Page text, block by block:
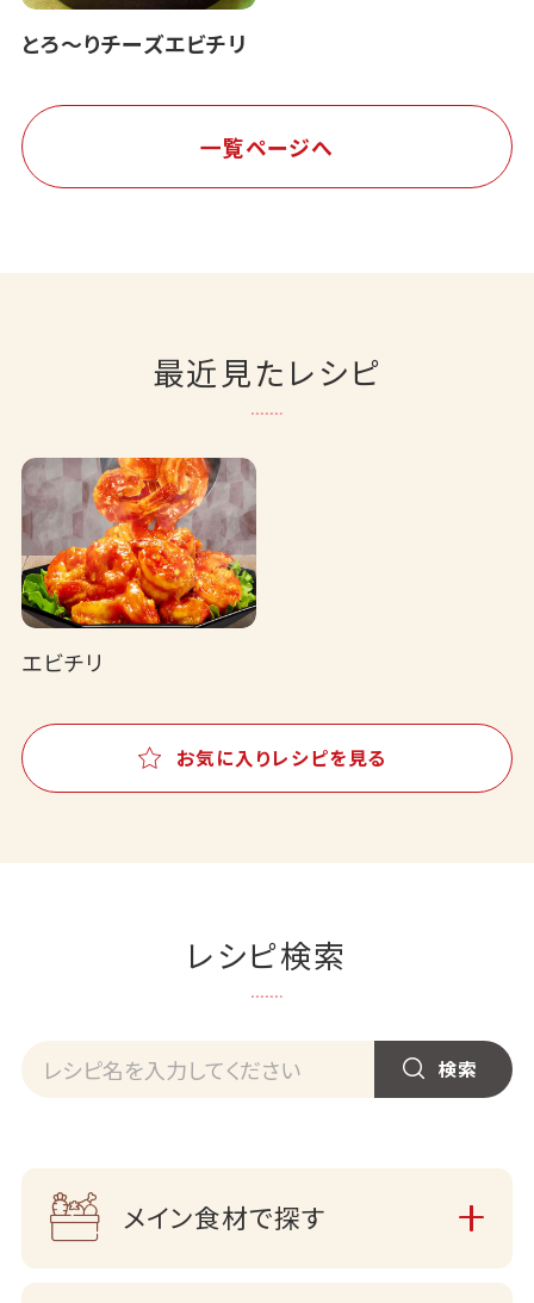
とろ～りチーズエビチリ
一覧ページへ
最近見たレシピ
エビチリ
お気に入りレシピを見る
レシピ検索
メイン食材で探す